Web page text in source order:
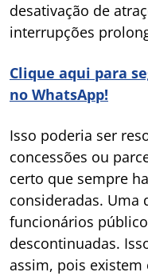
desativação de
interrupções
Clique aqui para
no WhatsApp!
Isso poderia ser
concessões ou
certo que sempre
consideradas. Uma
funcionários
descontinuadas.
assim, pois existem